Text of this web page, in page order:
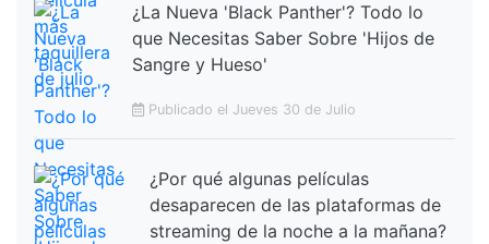
¿La Nueva 'Black Panther'? Todo lo
que Necesitas Saber Sobre 'Hijos de
Sangre y Hueso'
Publicado el Jueves 30 de Julio
¿Por qué algunas películas
desaparecen de las plataformas de
streaming de la noche a la mañana?